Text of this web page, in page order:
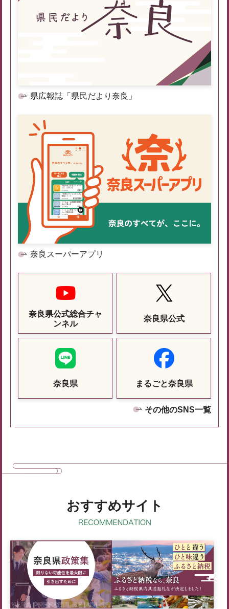
県広報誌「県民だより奈良」
奈良スーパーアプリ
奈良県公式総合チャ
ンネル
奈良県公式
奈良県 まるごと奈良県
その他のSNS一覧
おすすめサイト